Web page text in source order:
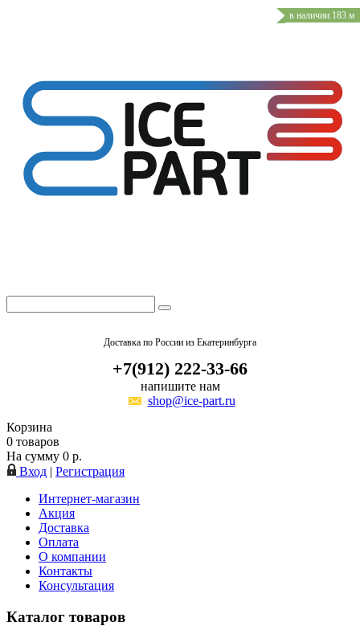
Доставка по России из Екатеринбурга
+7(912) 222-33-66
напишите нам
shop@ice-part.ru
Корзина
0 товаров
На сумму 0 р.
Вход | Регистрация
Интернет-магазин
Акция
Доставка
Оплата
О компании
Контакты
Консультация
Каталог товаров
в наличии 183 м